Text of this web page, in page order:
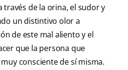
través de la orina, el sudor y
un distintivo olor a
de este mal aliento y el
que la persona que
consciente de sí misma.